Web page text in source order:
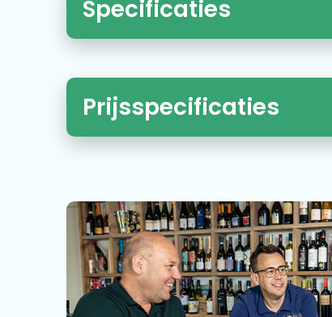
Specificaties
Prijsspecificaties